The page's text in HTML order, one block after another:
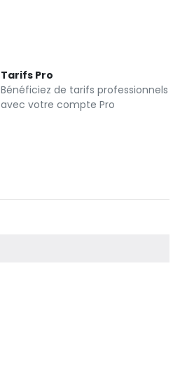
Tarifs Pro
Bénéficiez de tarifs professionnels
avec votre compte Pro